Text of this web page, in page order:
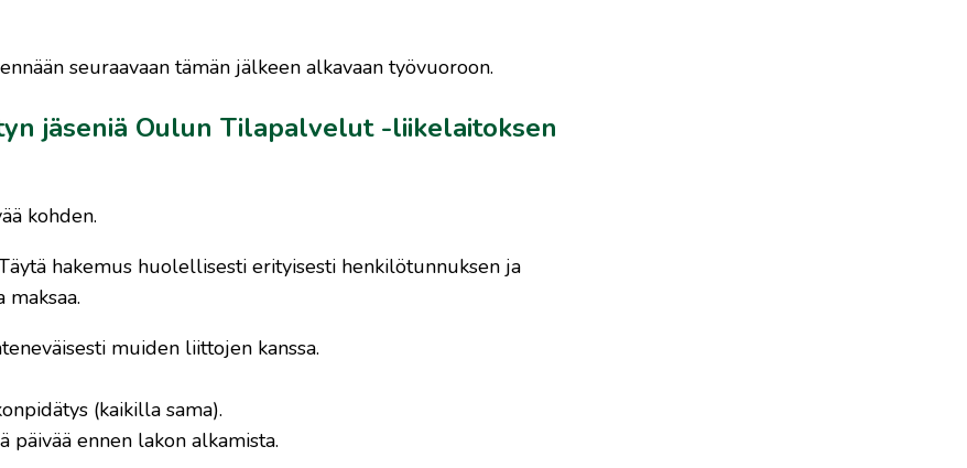
seuraavaan tämän jälkeen alkavaan työvuoroon.
jäseniä Oulun Tilapalvelut -liikelaitoksen
kohden.
hakemus huolellisesti erityisesti henkilötunnuksen ja
muiden liittojen kanssa.
(kaikilla sama).
päivää ennen lakon alkamista.